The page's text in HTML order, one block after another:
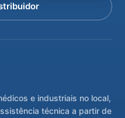
e industriais no local,
técnica a partir de